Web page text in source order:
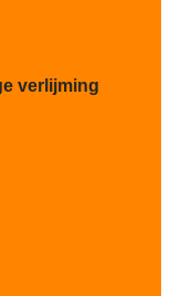
verlijming